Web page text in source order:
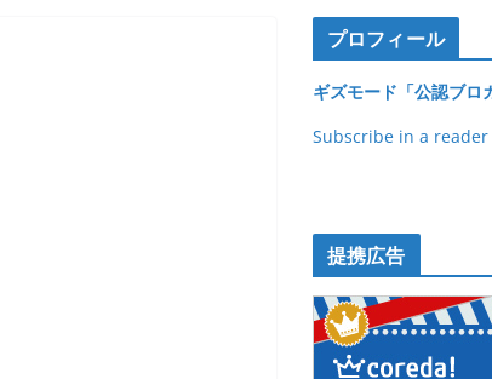
プロフィール
ギズモード「公認ブロ
Subscribe in a reader
提携広告